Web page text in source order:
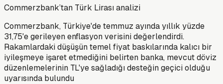
Commerzbank’tan Türk Lirası analizi
Commerzbank, Türkiye'de temmuz ayında yıllık yüzde
31,75'e gerileyen enflasyon verisini değerlendirdi.
Rakamlardaki düşüşün temel fiyat baskılarında kalıcı bir
iyileşmeye işaret etmediğini belirten banka, mevcut döviz
düzenlemelerinin TL'ye sağladığı desteğin geçici olduğu
uyarısında bulundu